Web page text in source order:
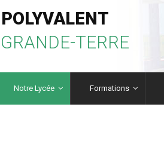
TERRE
Notre Lycée Formations